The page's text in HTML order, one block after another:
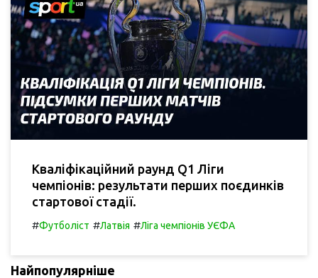
Кваліфікаційний раунд Q1 Ліги
чемпіонів: результати перших поєдинків
стартової стадії.
#Футболіст #Латвія #Ліга чемпіонів УЄФА
Найпопулярніше